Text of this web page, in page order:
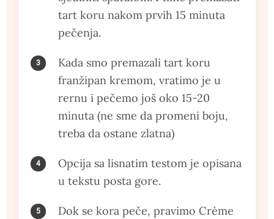
tart koru nakom prvih 15 minuta
pečenja.
Kada smo premazali tart koru
franžipan kremom, vratimo je u
rernu i pečemo još oko 15-20
minuta (ne sme da promeni boju,
treba da ostane zlatna)
Opcija sa lisnatim testom je opisana
u tekstu posta gore.
Dok se kora peče, pravimo Crème